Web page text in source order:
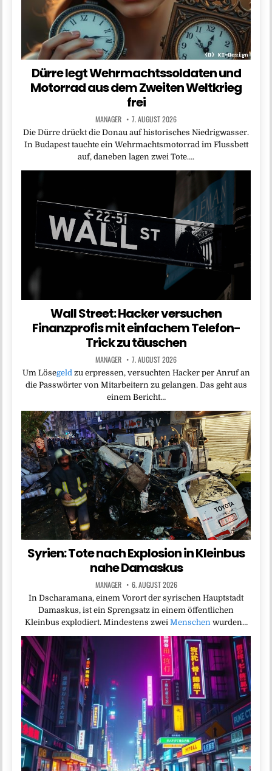
Dürre legt Wehrmachtssoldaten und
Motorrad aus dem Zweiten Weltkrieg
frei
MANAGER 7. AUGUST 2026
Die Dürre drückt die Donau auf historisches Niedrigwasser.
In Budapest tauchte ein Wehrmachtsmotorrad im Flussbett
auf, daneben lagen zwei Tote….
Wall Street: Hacker versuchen
Finanzprofis mit einfachem Telefon-
Trick zu täuschen
MANAGER 7. AUGUST 2026
Um Lösegeld zu erpressen, versuchten Hacker per Anruf an
die Passwörter von Mitarbeitern zu gelangen. Das geht aus
einem Bericht…
Syrien: Tote nach Explosion in Kleinbus
nahe Damaskus
MANAGER 6. AUGUST 2026
In Dscharamana, einem Vorort der syrischen Hauptstadt
Damaskus, ist ein Sprengsatz in einem öffentlichen
Kleinbus explodiert. Mindestens zwei Menschen wurden…